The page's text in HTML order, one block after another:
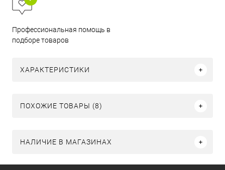
Профессиональная помощь в
подборе товаров
ХАРАКТЕРИСТИКИ
ПОХОЖИЕ ТОВАРЫ (8)
НАЛИЧИЕ В МАГАЗИНАХ